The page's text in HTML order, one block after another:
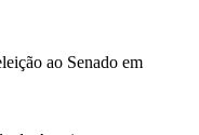
ao Senado em